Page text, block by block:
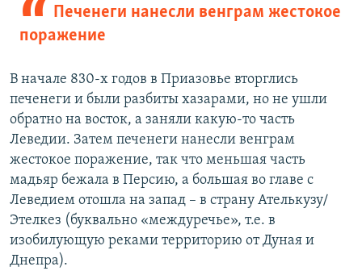
Печенеги нанесли венграм жестокое
поражение
В начале 830-х годов в Приазовье вторглись
печенеги и были разбиты хазарами, но не ушли
обратно на восток, а заняли какую-то часть
Леведии. Затем печенеги нанесли венграм
жестокое поражение, так что меньшая часть
мадьяр бежала в Персию, а большая во главе с
Леведием отошла на запад – в страну Ателькузу/
Этелкез (буквально «междуречье», т.е. в
изобилующую реками территорию от Дуная и
Днепра).